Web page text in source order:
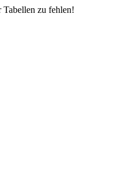
Tabellen zu fehlen!